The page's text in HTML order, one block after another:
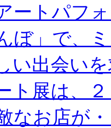
ートパフ
ぼ」で、
い出会い
ト展は、
なお店が